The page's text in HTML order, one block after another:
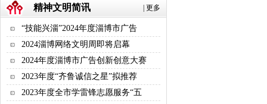
更多
精神文明简讯
“技能兴淄”2024年度淄博市广告
2024淄博网络文明周即将启幕
2024年度淄博市广告创新创意大赛
2023年度“齐鲁诚信之星”拟推荐
2023年度全市学雷锋志愿服务“五